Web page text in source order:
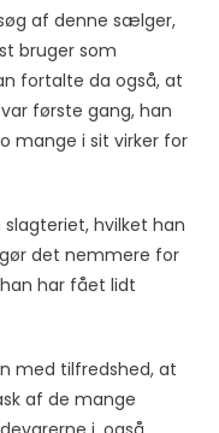
af denne sælger,
bruger som
fortalte da også, at
første gang, han
mange i sit virker for
hvilket han
det nemmere for
har fået lidt
med tilfredshed, at
af de mange